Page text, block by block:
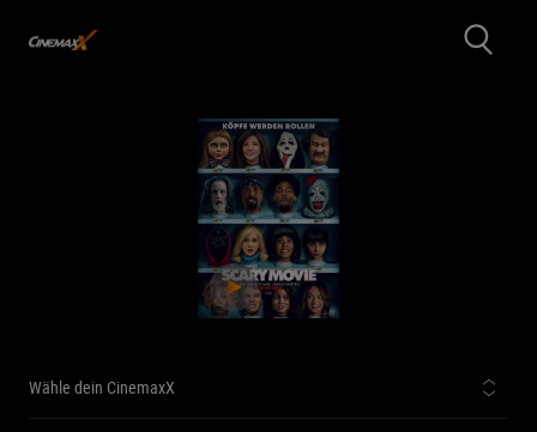
Wähle dein CinemaxX